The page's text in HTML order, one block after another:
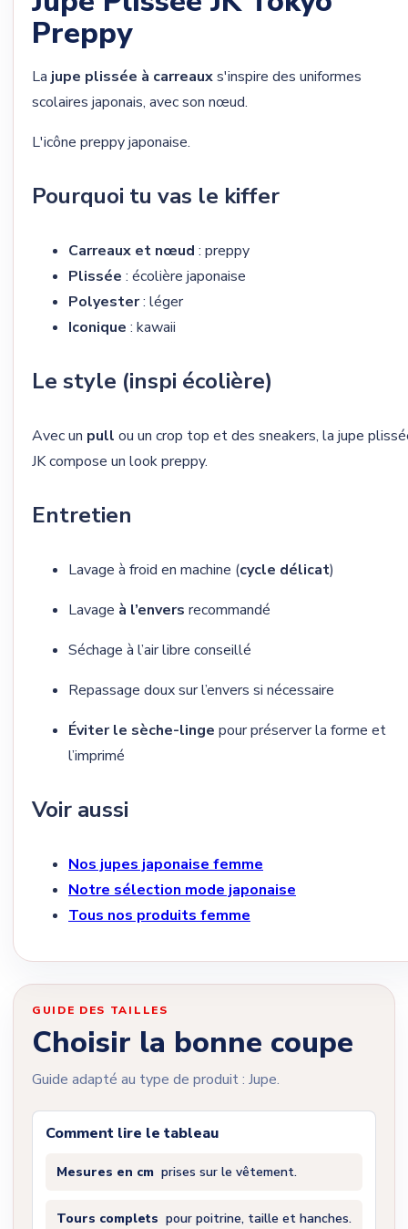
Preppy
La jupe plissée à carreauxs'inspire des uniformes
scolaires japonais, avec son nœud.
L'icône preppy japonaise.
Pourquoi tu vas le kiffer
Carreaux et nœud : preppy
Plissée : écolière japonaise
Polyester: léger
Iconique : kawaii
Le style (inspi écolière)
Avec un pull ou un crop top et des sneakers, la jupe
JK compose un look preppy.
Entretien
Lavage à froid en machine (cycle délicat)
Lavage à l’envers recommandé
Séchage à l’air libre conseillé
Repassage doux sur l’envers si nécessaire
Éviter le sèche-linge pour préserver la forme et
l’imprimé
Voir aussi
Nos jupes japonaise femme
Notre sélection mode japonaise
Tous nos produits femme
GUIDE DES TAILLES
Choisir la bonne coupe
Guide adapté au type de produit : Jupe.
Comment lire le tableau
Mesures en cm prises sur le vêtement.
Tours complets pour poitrine, taille et hanches.